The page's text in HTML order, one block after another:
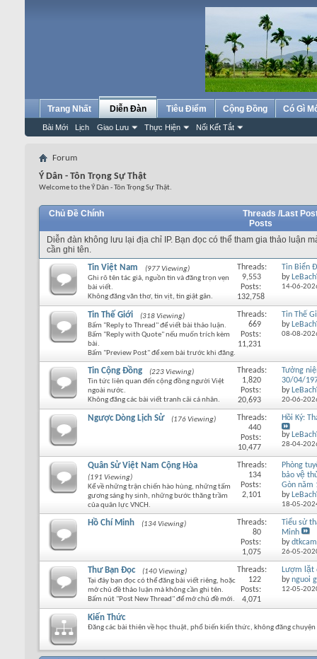
Trang Nhất Diễn Đàn
Bài Mới Lịch Giao Lưu Thực Hiện Nối Kết Tắt
Tiêu Điểm Cộng Đồng Có Gì
Forum
Ý Dân - Tôn Trọng Sự Thật
Welcome to the Ý Dân - Tôn Trọng Sự Thật.
Chủ Đề Chính
Threads /
Posts
Last
Diễn đàn không lưu lại địa chỉ IP. Bạn đọc có thể tham gia thảo luận
cần ghi tên.
Tin Việt Nam
(977 Viewing)
Ghi rõ tên tác giả, nguồn tin và đăng trọn vẹn
bài viết.
Không đăng văn thơ, tin vịt, tin giật gân.
Threads:
9,553
Posts:
132,758
Tin Biển
by
14-06-
Tin Thế Giới
(318 Viewing)
Bấm "Reply to Thread" để viết bài thảo luận.
Bấm "Reply with Quote" nếu muốn trích kèm
bài.
Bấm "Preview Post" để xem bài trước khi đăng.
Threads:
669
Posts:
11,231
Tin Thế
by
08-08-
Tin Cộng Đồng
(223 Viewing)
Tin tức liên quan đến cộng đồng người Việt
ngoài nước.
Không đăng các bài viết tranh cãi cá nhân.
Threads:
1,820
Posts:
20,693
Tưởng
30/04/
by
20-06-
Ngược Dòng Lịch Sử (176 Viewing)
Threads:
440
Posts:
10,477
Hồi Ký:
by
28-04-
Quân Sử Việt Nam Cộng Hòa
(191 Viewing)
Kể về những trận chiến hào hùng, những tấm
gương sáng hy sinh, những bước thăng trầm
của quân lực VNCH.
Threads:
134
Posts:
2,101
Phòng
bảo vệ
Gòn năm
by
18-05-
Hồ Chí Minh (134 Viewing)
Threads:
80
Posts:
1,075
Tiểu sử
Minh
by
26-05-
Thư Bạn Đọc
(140 Viewing)
Tại đây bạn đọc có thể đăng bài viết riêng, hoặc
mở chủ đề thảo luận mà không cần ghi tên.
Bấm nút "Post New Thread" để mở chủ đề mới.
Threads:
122
Posts:
4,071
Lượm lặt
bynguoi
12-05-
Kiến Thức
Đăng các bài thiên về học thuật, phổ biến kiến thức, không đăng